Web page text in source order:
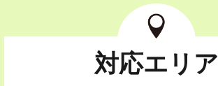
対応エリア